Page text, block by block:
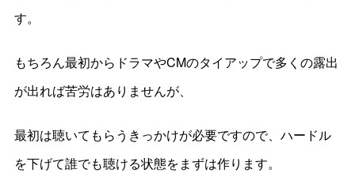
す。
もちろん最初からドラマやCMのタイアップで多くの露出
が出れば苦労はありませんが、
最初は聴いてもらうきっかけが必要ですので、ハードル
を下げて誰でも聴ける状態をまずは作ります。